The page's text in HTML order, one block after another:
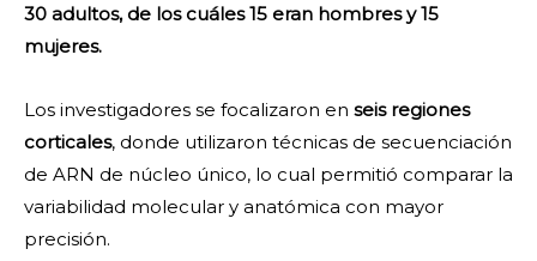
30 adultos, de los cuáles 15 eran hombres y 15
mujeres.
Los investigadores se focalizaron en seis regiones
corticales, donde utilizaron técnicas de secuenciación
de ARN de núcleo único, lo cual permitió comparar la
variabilidad molecular y anatómica con mayor
precisión.